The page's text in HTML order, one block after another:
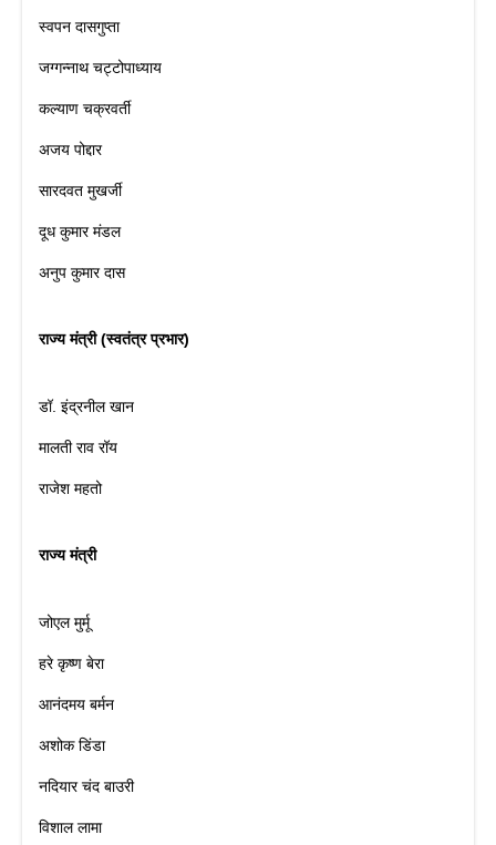
स्वपन दासगुप्ता
जग्गन्नाथ चट्टोपाध्याय
कल्याण चक्रवर्ती
अजय पोद्दार
सारदवत मुखर्जी
दूध कुमार मंडल
अनुप कुमार दास
राज्य मंत्री (स्वतंत्र प्रभार)
डॉ. इंद्रनील खान
मालती राव रॉय
राजेश महतो
राज्य मंत्री
जोएल मुर्मू
हरे कृष्ण बेरा
आनंदमय बर्मन
अशोक डिंडा
नदियार चंद बाउरी
विशाल लामा